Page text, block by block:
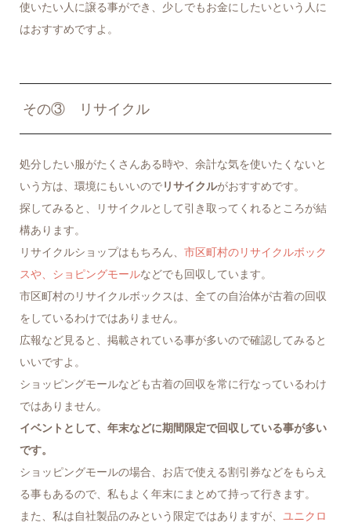
使いたい人に譲る事ができ、少しでもお金にしたいという人に
はおすすめですよ。
その③ リサイクル
処分したい服がたくさんある時や、余計な気を使いたくないと
いう方は、環境にもいいのでリサイクルがおすすめです。
探してみると、リサイクルとして引き取ってくれるところが結
構あります。
リサイクルショップはもちろん、 市区町村のリサイクルボック
スや、ショピングモールなどでも回収しています。
市区町村のリサイクルボックスは、全ての自治体が古着の回収
をしているわけではありません。
広報など見ると、掲載されている事が多いので確認してみると
いいですよ。
ショッピングモールなども古着の回収を常に行なっているわけ
ではありません。
イベントとして、年末などに期間限定で回収している事が多い
です。
ショッピングモールの場合、お店で使える割引券などをもらえ
る事もあるので、私もよく年末にまとめて持って行きます。
また、私は自社製品のみという限定ではありますが、 ユニクロ